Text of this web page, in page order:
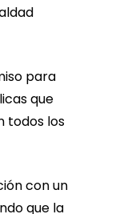
para
que
todos los
con un
que la